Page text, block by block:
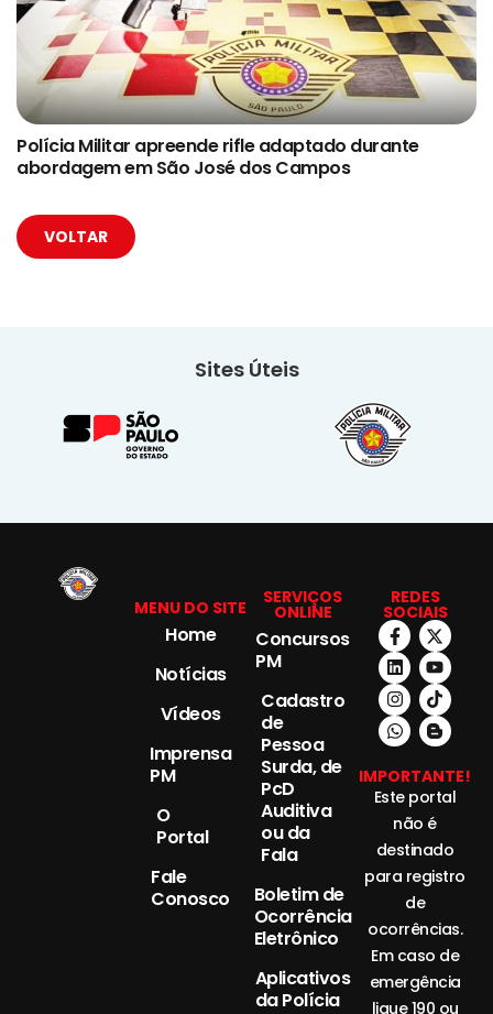
Polícia Militar apreende rifle adaptado durante
abordagem em São José dos Campos
VOLTAR
Sites Úteis
MENU DO SITE
Home
Notícias
Vídeos
Imprensa
PM
O
Portal
Fale
Conosco
SERVIÇOS
ONLINE
Concursos
PM
Cadastro
de
Pessoa
Surda, de
PcD
Auditiva
ou da
Fala
Boletim de
Ocorrência
Eletrônico
Aplicativos
da Polícia
REDES
SOCIAIS
IMPORTANTE!
Este portal
não é
destinado
para registro
de
ocorrências.
Em caso de
emergência
ligue 190 ou